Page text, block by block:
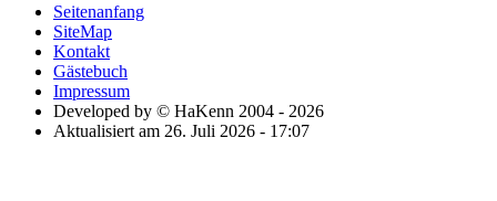
Seitenanfang
SiteMap
Kontakt
Gästebuch
Impressum
Developed by © HaKenn 2004 - 2026
Aktualisiert am 26. Juli 2026 - 17:07